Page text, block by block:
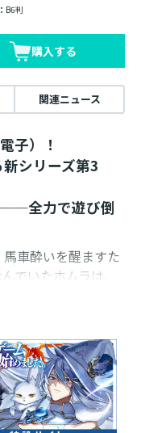
B6判
購入する
関連ニュース
子）！
シリーズ第3
──全力で遊び倒
車酔いを醒ますた
でいたホムラは、
る獣だった!? 新
バン立てつつ、今
いく。ゲームの神
ンタジー！